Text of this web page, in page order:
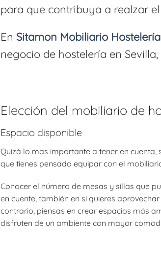
para que contribuya a realzar
En Sitamon Mobiliario Hostelería
negocio de hostelería en
Elección del mobiliario de
Espacio disponible
Quizá lo mas importante a tener en cuenta,
que tienes pensado equipar con el
Conocer el número de mesas y sillas que
en cuente, también en si quieres
contrario, piensas en crear espacios más
disfruten de un ambiente con mayor